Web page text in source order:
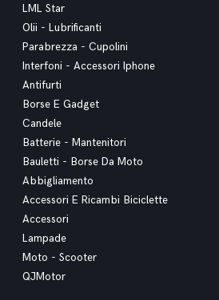
LML Star
Olii - Lubrificanti
Parabrezza - Cupolini
Interfoni - Accessori Iphone
Antifurti
Borse E Gadget
Candele
Batterie - Mantenitori
Bauletti - Borse Da Moto
Abbigliamento
Accessori E Ricambi Biciclette
Accessori
Lampade
Moto - Scooter
QJMotor